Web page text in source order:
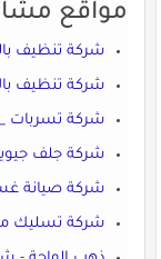
مواقع
شركة تنظيف
شركة تنظيف
شركة تسربات
شركة جلف
شركة صيانة
شركة تسليك